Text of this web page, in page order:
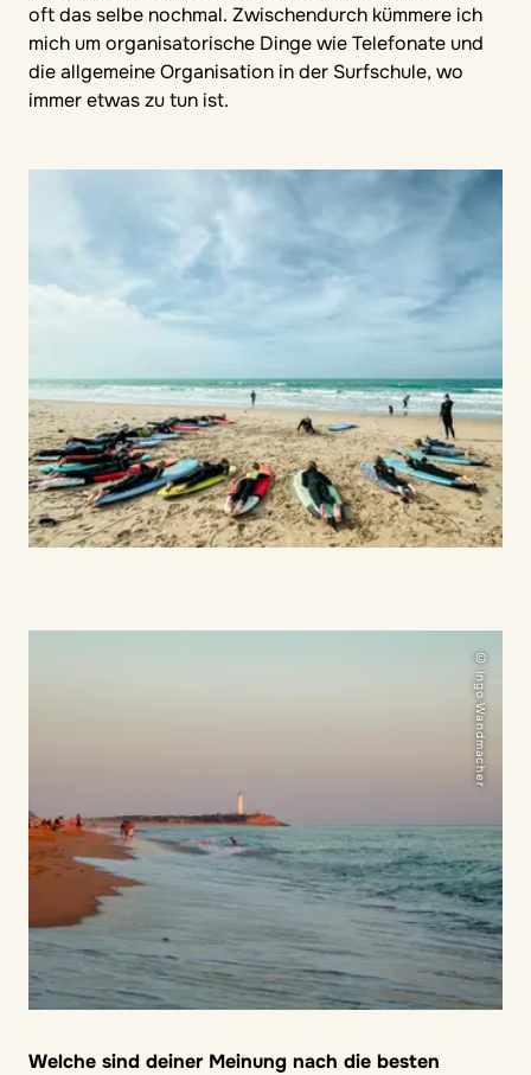
oft das selbe nochmal. Zwischendurch kümmere ich
mich um organisatorische Dinge wie Telefonate und
die allgemeine Organisation in der Surfschule, wo
immer etwas zu tun ist.
Welche sind deiner Meinung nach die besten
© Ingo Wandmacher